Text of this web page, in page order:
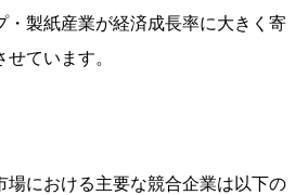
・製紙産業が経済成長率に大きく寄
ています。
場における主要な競合企業は以下の